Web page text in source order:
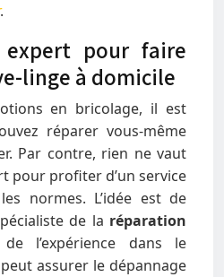
.
pour faire
linge à domicile
en bricolage, il est
réparer vous-même
Par contre, rien ne vaut
pour profiter d’un service
normes. L’idée est de
de la réparation
l’expérience dans le
assurer le dépannage